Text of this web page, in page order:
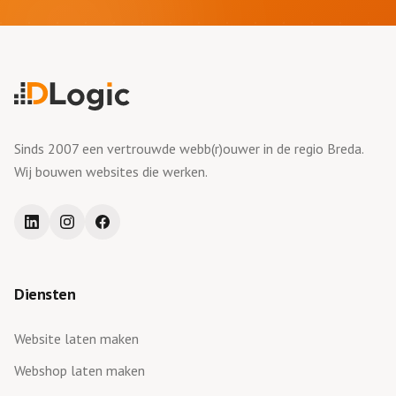
Sinds 2007 een vertrouwde webb(r)ouwer in de regio Breda.
Wij bouwen websites die werken.
Diensten
Website laten maken
Webshop laten maken